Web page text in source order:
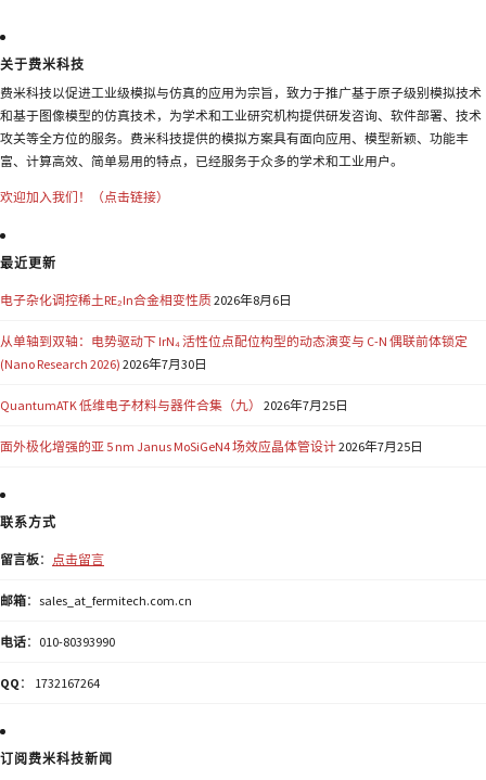
关于费米科技
费米科技以促进工业级模拟与仿真的应用为宗旨，致力于推广基于原子级别模拟技术
和基于图像模型的仿真技术，为学术和工业研究机构提供研发咨询、软件部署、技术
攻关等全方位的服务。费米科技提供的模拟方案具有面向应用、模型新颖、功能丰
富、计算高效、简单易用的特点，已经服务于众多的学术和工业用户。
欢迎加入我们！（点击链接）
最近更新
电子杂化调控稀土RE₂In合金相变性质2026年8月6日
从单轴到双轴：电势驱动下 IrN₄ 活性位点配位构型的动态演变与 C-N 偶联前体锁定
(Nano Research 2026) 2026年7月30日
QuantumATK 低维电子材料与器件合集（九） 2026年7月25日
面外极化增强的亚 5 nm Janus MoSiGeN4 场效应晶体管设计2026年7月25日
联系方式
留言板： 点击留言
邮箱：sales_at_fermitech.com.cn
电话：010-80393990
QQ ： 1732167264
订阅费米科技新闻